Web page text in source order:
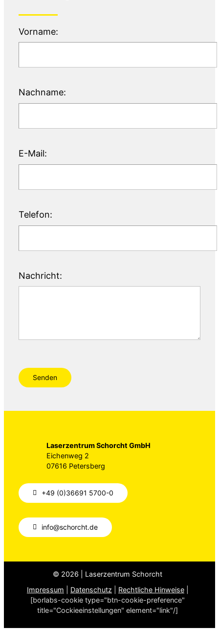
Vorname:
Nachname:
E-Mail:
Telefon:
Nachricht:
Senden
Laserzentrum Schorcht GmbH
Eichenweg 2
07616 Petersberg
+49 (0)36691 5700-0
info@schorcht.de
© 2026 | Laserzentrum Schorcht
Impressum
Datenschutz Rechtliche Hinweise|
[borlabs-cookie type="btn-cookie-preference"
title="Cockieeinstellungen" element="link"/]